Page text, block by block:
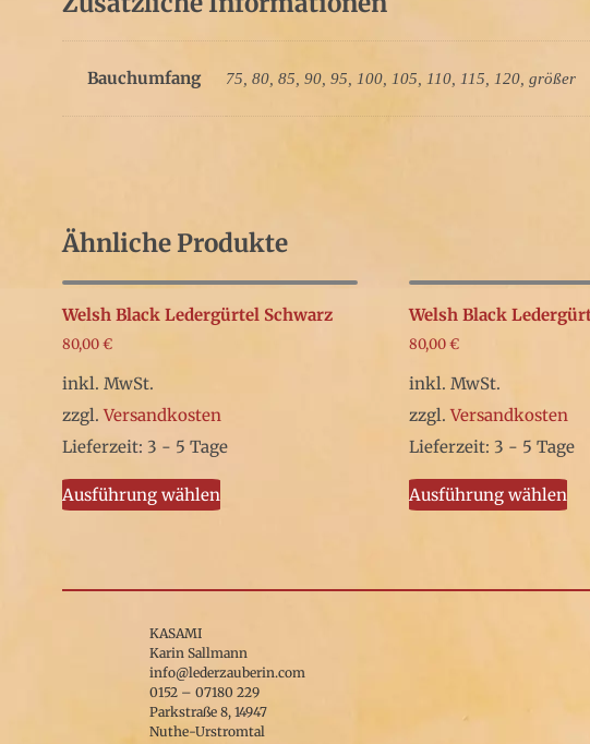
Bauchumfang 75, 80, 85, 90, 95, 100, 105, 110, 115, 120, größer
Ähnliche Produkte
Welsh Black Ledergürtel Schwarz
80,00€
inkl. MwSt.
zzgl.Versandkosten
Lieferzeit: 3 - 5 Tage
Ausführung wählen
Dieses
Produkt
Die
Optionen
können
Welsh Black
80,00€
inkl. MwSt.
zzgl.Versandkosten
Lieferzeit: 3 - 5 Tage
Ausführung wählen
KASAMI
Karin Sallmann
info@lederzauberin.com
0152 – 07180 229
Parkstraße 8, 14947
Nuthe-Urstromtal